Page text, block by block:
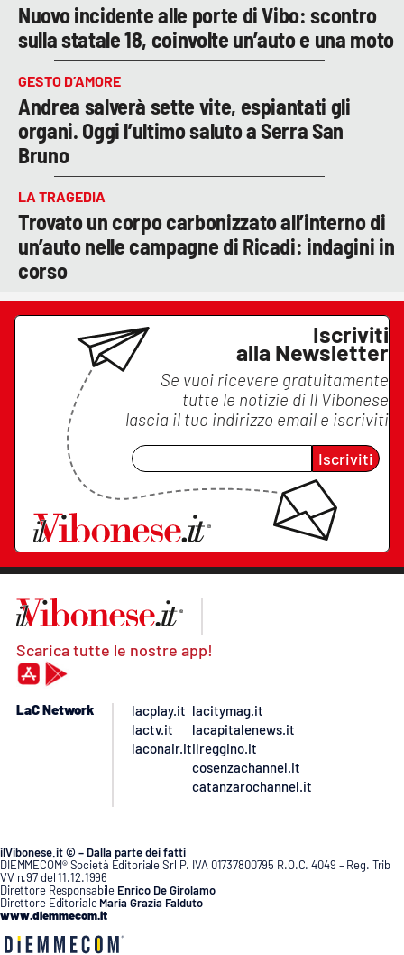
Nuovo incidente alle porte di Vibo: scontro
sulla statale 18, coinvolte un’auto e una moto
GESTO D’AMORE
Andrea salverà sette vite, espiantati gli
organi. Oggi l’ultimo saluto a Serra San
Bruno
LA TRAGEDIA
Trovato un corpo carbonizzato all’interno di
un’auto nelle campagne di Ricadi: indagini in
corso
Iscriviti
alla Newsletter
Se vuoi ricevere gratuitamente
tutte le notizie di Il Vibonese
lascia il tuo indirizzo email e iscriviti
Iscriviti
Scarica tutte le nostre app!
LaC Network
lacplay.it
lactv.it
laconair.it
lacitymag.it
lacapitalenews.it
ilreggino.it
cosenzachannel.it
catanzarochannel.it
ilVibonese.it © – Dalla parte dei fatti
DIEMMECOM® Società Editoriale Srl P. IVA 01737800795 R.O.C. 4049 – Reg. Trib
VV n.97 del 11.12.1996
Direttore Responsabile Enrico De Girolamo
Direttore Editoriale Maria Grazia Falduto
www.diemmecom.it